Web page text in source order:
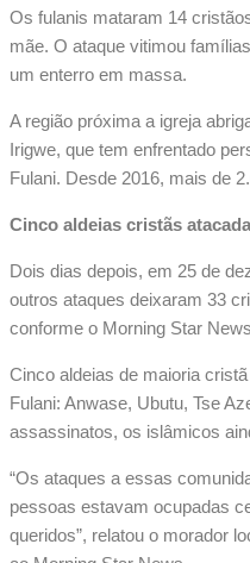
Os fulanis mataram 14
mãe. O ataque vitimou
um enterro em massa.
A região próxima a igreja
Irigwe, que tem enfrentado
Fulani. Desde 2016, mais de
Cinco aldeias cristãs
Dois dias depois, em 25 de
outros ataques deixaram 33
conforme o Morning Star
Cinco aldeias de maioria
Fulani: Anwase, Ubutu, Tse
assassinatos, os islâmicos
“Os ataques a essas
pessoas estavam ocupadas
queridos”, relatou o morador